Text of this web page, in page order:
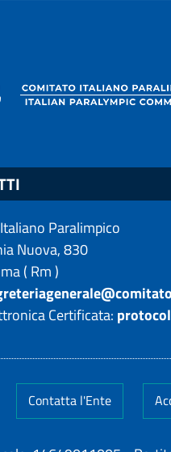
Paralimpico
Nuova, 830
( Rm)
Certificata:
Contatta l'Ente